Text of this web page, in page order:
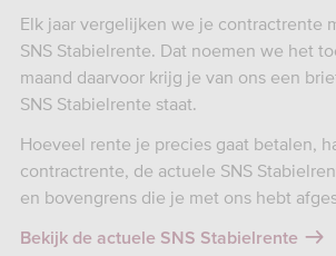
Elk jaar vergelijken we je contractrente
SNS Stabielrente. Dat noemen we het
maand daarvoor krijg je van ons een
SNS Stabielrente staat.
Hoeveel rente je precies gaat betalen,
contractrente, de actuele SNS
en bovengrens die je met ons hebt
Bekijk de actuele SNS Stabielrente